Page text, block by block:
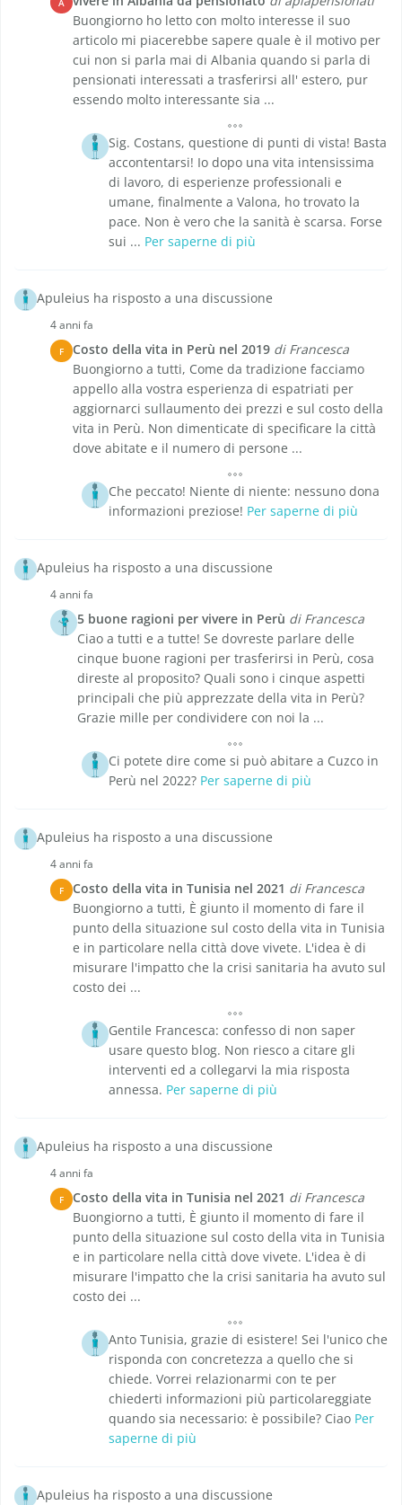
Buongiorno ho letto con molto interesse il suo
articolo mi piacerebbe sapere quale è il motivo per
cui non si parla mai di Albania quando si parla di
pensionati interessati a trasferirsi all' estero, pur
essendo molto interessante sia ...
Sig. Costans, questione di punti di vista! Basta
accontentarsi! Io dopo una vita intensissima
di lavoro, di esperienze professionali e
umane, finalmente a Valona, ho trovato la
pace. Non è vero che la sanità è scarsa. Forse
sui ... Per saperne di più
Apuleius ha risposto a una discussione
4 anni fa
F Costo della vita in Perù nel 2019 di Francesca
Buongiorno a tutti, Come da tradizione facciamo
appello alla vostra esperienza di espatriati per
aggiornarci sullaumento dei prezzi e sul costo della
vita in Perù. Non dimenticate di specificare la città
dove abitate e il numero di persone ...
Che peccato! Niente di niente: nessuno dona
informazioni preziose! Per saperne di più
Apuleius ha risposto a una discussione
4 anni fa
5 buone ragioni per vivere in Perù di Francesca
Ciao a tutti e a tutte! Se dovreste parlare delle
cinque buone ragioni per trasferirsi in Perù, cosa
direste al proposito? Quali sono i cinque aspetti
principali che più apprezzate della vita in Perù?
Grazie mille per condividere con noi la ...
Ci potete dire come si può abitare a Cuzco in
Perù nel 2022? Per saperne di più
Apuleius ha risposto a una discussione
4 anni fa
F Costo della vita in Tunisia nel 2021 di Francesca
Buongiorno a tutti, È giunto il momento di fare il
punto della situazione sul costo della vita in Tunisia
e in particolare nella città dove vivete. L'idea è di
misurare l'impatto che la crisi sanitaria ha avuto sul
costo dei ...
Gentile Francesca: confesso di non saper
usare questo blog. Non riesco a citare gli
interventi ed a collegarvi la mia risposta
annessa. Per saperne di più
Apuleius ha risposto a una discussione
4 anni fa
F Costo della vita in Tunisia nel 2021 di Francesca
Buongiorno a tutti, È giunto il momento di fare il
punto della situazione sul costo della vita in Tunisia
e in particolare nella città dove vivete. L'idea è di
misurare l'impatto che la crisi sanitaria ha avuto sul
costo dei ...
Anto Tunisia, grazie di esistere! Sei l'unico che
risponda con concretezza a quello che si
chiede. Vorrei relazionarmi con te per
chiederti informazioni più particolareggiate
quando sia necessario: è possibile? Ciao Per
saperne di più
Apuleius ha risposto a una discussione